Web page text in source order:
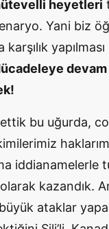
heyetleri
Yani biz
karşılık
ettik bu uğurda,
iddianamelerle
kazandık.
ataklar